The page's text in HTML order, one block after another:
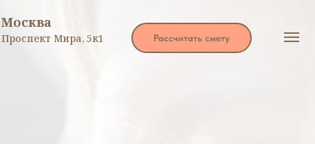
Москва
Проспект Мира, 5к1 Рассчитать смету